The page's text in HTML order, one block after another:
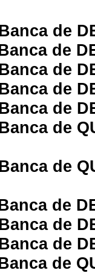
de
de
de
de
de
de
de
de
de
de
de